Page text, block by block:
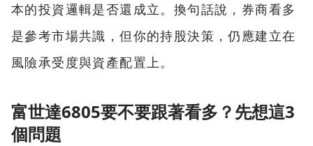
本的投資邏輯是否還成立。換句話說，券商看多
是參考市場共識，但你的持股決策，仍應建立在
風險承受度與資產配置上。
富世達6805要不要跟著看多？先想這3
個問題